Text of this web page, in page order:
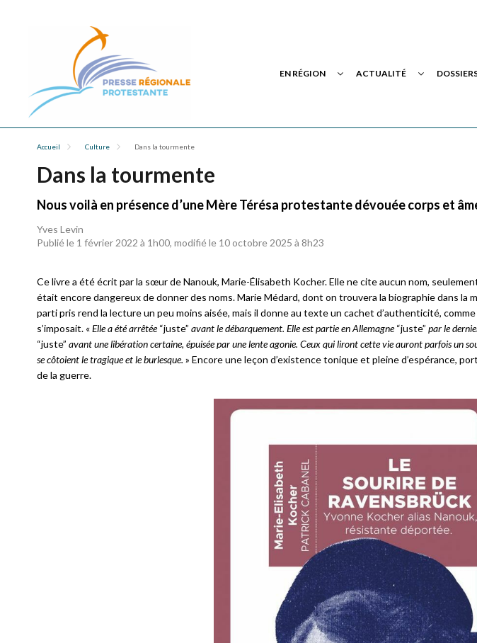
EN RÉGION ACTUALITÉ
Accueil Culture Dans la tourmente
Dans la tourmente
Nous voilà en présence d’une Mère Térésa protestante dévouée corps et
Yves Levin
Publié le 1 février 2022 à 1h00, modifié le 10 octobre 2025 à 8h23
Ce livre a été écrit par la sœur de Nanouk, Marie-Élisabeth Kocher. Elle ne cite aucun nom,
était encore dangereux de donner des noms. Marie Médard, dont on trouvera la biographie dans la
parti pris rend la lecture un peu moins aisée, mais il donne au texte un cachet d’authenticité,
s’imposait. «Elle a été arrêtée“juste” avant le débarquement. Elle est partie en Allemagne“juste” par le
“juste” avant une libération certaine, épuisée par une lente agonie. Ceux qui liront cette vie auront parfois un
se côtoient le tragique et le burlesque. » Encore une leçon d’existence tonique et pleine d’espérance,
de la guerre.